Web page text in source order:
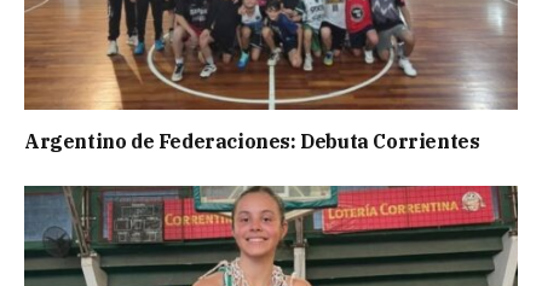
Argentino de Federaciones: Debuta Corrientes